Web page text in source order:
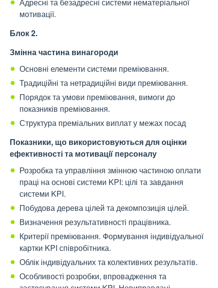
Адресні та безадресні системи нематеріальної
мотивації.
Блок 2.
Змінна частина винагороди
Основні елементи системи преміювання.
Традиційні та нетрадиційні види преміювання.
Порядок та умови преміювання, вимоги до
показників преміювання.
Структура преміальних виплат у межах посад
Показники, що використовуються для оцінки
ефективності та мотивації персоналу
Розробка та управління змінною частиною оплати
праці на основі системи KPI: цілі та завдання
системи KPI.
Побудова дерева цілей та декомпозиція цілей.
Визначення результативності працівника.
Критерії преміювання. Формування індивідуальної
картки KPI співробітника.
Облік індивідуальних та колективних результатів.
Особливості розробки, впровадження та